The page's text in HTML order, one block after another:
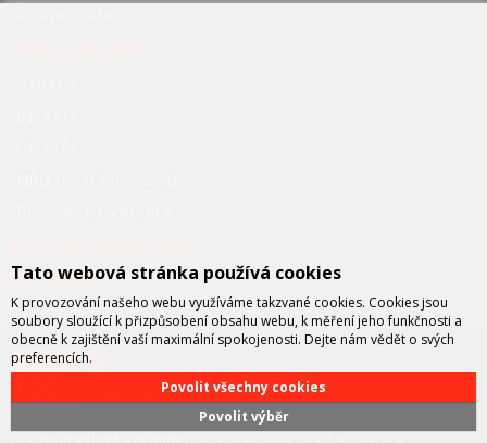
SYSTÉMY
Tato webová stránka používá cookies
K provozování našeho webu využíváme takzvané cookies. Cookies jsou
soubory sloužící k přizpůsobení obsahu webu, k měření jeho funkčnosti a
obecně k zajištění vaší maximální spokojenosti. Dejte nám vědět o svých
preferencích.
Povolit výběr
Povolit všechny cookies